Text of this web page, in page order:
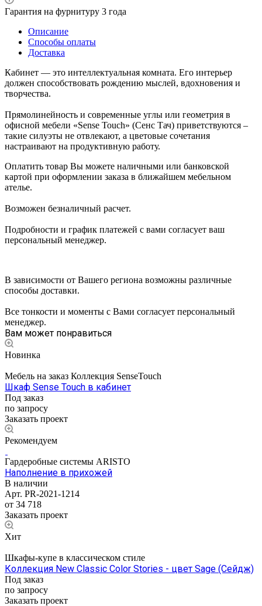
Гарантия на фурнитуру 3 года
Описание
Способы оплаты
Доставка
Кабинет — это интеллектуальная комната. Его интерьер
должен способствовать рождению мыслей, вдохновения и
творчества.
Прямолинейность и современные углы или геометрия в
офисной мебели «Sense Touch» (Сенс Тач) приветствуются –
такие силуэты не отвлекают, а цветовые сочетания
настраивают на продуктивную работу.
Оплатить товар Вы можете наличными или банковской
картой при оформлении заказа в ближайшем мебельном
ателье.
Возможен безналичный расчет.
Подробности и график платежей с вами согласует ваш
персональный менеджер.
В зависимости от Вашего региона возможны различные
способы доставки.
Все тонкости и моменты с Вами согласует персональный
менеджер.
Вам может понравиться
Новинка
Мебель на заказ Коллекция SenseTouch
Шкаф Sense Touch в кабинет
Под заказ
по запросу
Заказать проект
Рекомендуем
Гардеробные системы ARISTO
Наполнение в прихожей
В наличии
Арт. PR-2021-1214
от 34 718
Заказать проект
Хит
Шкафы-купе в классическом стиле
Коллекция New Classic Color Stories - цвет Sage (Сейдж)
Под заказ
по запросу
Заказать проект